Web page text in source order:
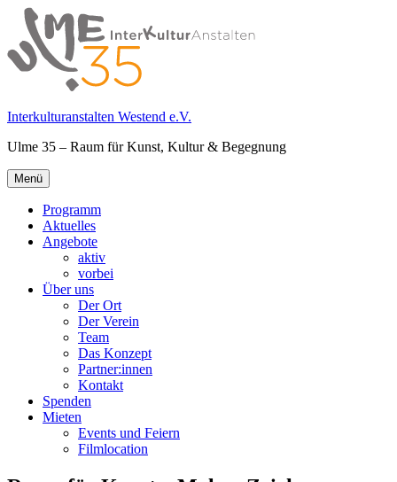
Springe
zum
Inhalt
Interkulturanstalten Westend e.V.
Ulme 35 – Raum für Kunst, Kultur & Begegnung
Primäres
Menü
Menü
Programm
Aktuelles
Angebote
aktiv
vorbei
Über uns
Der Ort
Der Verein
Team
Das Konzept
Partner:innen
Kontakt
Spenden
Mieten
Events und Feiern
Filmlocation